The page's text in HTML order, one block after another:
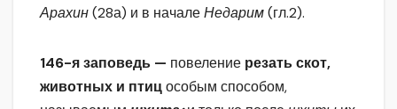
Арахин(28а) и в началеНедарим(гл.2).
146-я заповедь — повеление резать скот,
животных и птицособым способом,